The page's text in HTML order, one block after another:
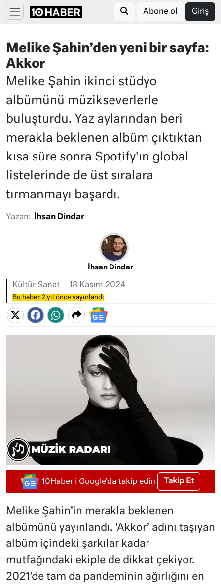
Abone ol Giriş
Melike Şahin’den yeni bir sayfa:
Akkor
Melike Şahin ikinci stüdyo
albümünü müzikseverlerle
buluşturdu. Yaz aylarından beri
merakla beklenen albüm çıktıktan
kısa süre sonra Spotify'ın global
listelerinde de üst sıralara
tırmanmayı başardı.
Yazan: İhsan Dindar
İhsan Dindar
Kültür Sanat 18 Kasım 2024
Bu haber 2 yıl önce yayınlandı
10Haber'i Google'da takip edin Takip Et
Melike Şahin’in merakla beklenen
albümünü yayınlandı. ‘Akkor’ adını taşıyan
albüm içindeki şarkılar kadar
mutfağındaki ekiple de dikkat çekiyor.
2021’de tam da pandeminin ağırlığını en